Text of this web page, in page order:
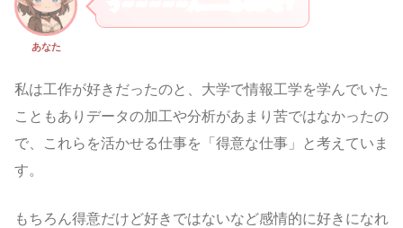
あなた
私は工作が好きだったのと、大学で情報工学を学んでいた
こともありデータの加工や分析があまり苦ではなかったの
で、これらを活かせる仕事を「得意な仕事」と考えていま
す。
もちろん得意だけど好きではないなど感情的に好きになれ